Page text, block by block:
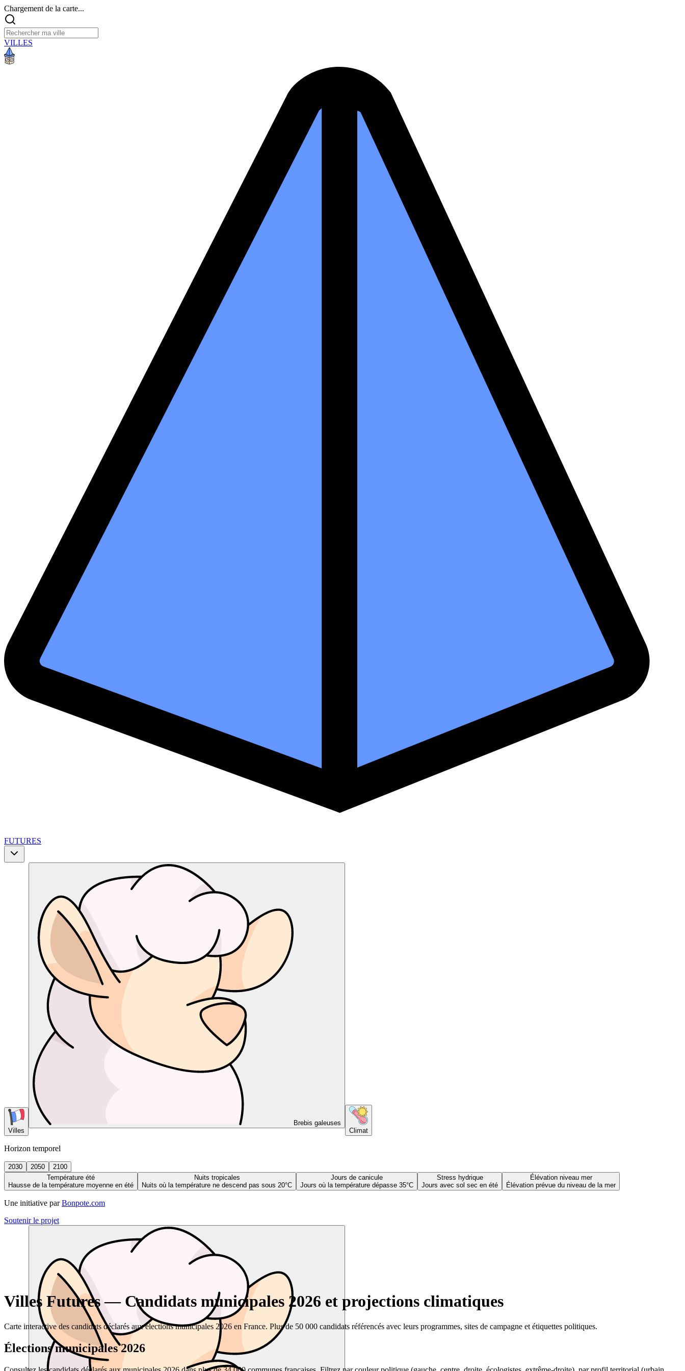
Chargement de la carte...
VILLES
FUTURES
Villes
Brebis galeuses
Climat
Horizon temporel
2030 2050
2100
Température été
Hausse de la température moyenne en été
Nuits tropicales
Nuits où la température ne descend pas sous 20°C
Jours de canicule
Jours où la température dépasse 35°C
Stress hydrique
Jours avec sol sec en été
Élévation niveau mer
Élévation prévue du niveau de la mer
Une initiative par Bonpote.com
Soutenir le projet
Villes Futures — Candidats municipales 2026 et projections climatiques
Carte interactive des candidats déclarés aux élections municipales 2026 en France. Plus de 50 000 candidats référencés avec leurs programmes, sites de campagne et étiquettes politiques.
Élections municipales 2026